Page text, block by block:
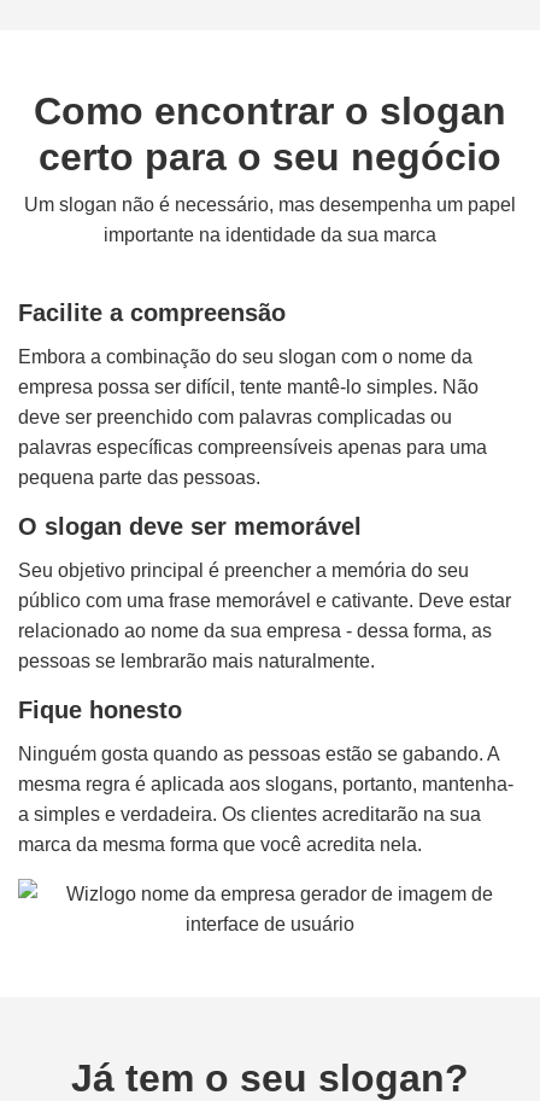
Como encontrar o slogan
certo para o seu negócio
Um slogan não é necessário, mas desempenha um papel
importante na identidade da sua marca
Facilite a compreensão
Embora a combinação do seu slogan com o nome da
empresa possa ser difícil, tente mantê-lo simples. Não
deve ser preenchido com palavras complicadas ou
palavras específicas compreensíveis apenas para uma
pequena parte das pessoas.
O slogan deve ser memorável
Seu objetivo principal é preencher a memória do seu
público com uma frase memorável e cativante. Deve estar
relacionado ao nome da sua empresa - dessa forma, as
pessoas se lembrarão mais naturalmente.
Fique honesto
Ninguém gosta quando as pessoas estão se gabando. A
mesma regra é aplicada aos slogans, portanto, mantenha-
a simples e verdadeira. Os clientes acreditarão na sua
marca da mesma forma que você acredita nela.
Já tem o seu slogan?